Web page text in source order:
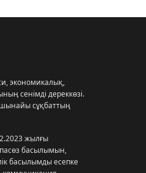
экономикалық,
сенімді дереккөзі.
сұқбаттың
жылғы
басылымын,
басылымды есепке